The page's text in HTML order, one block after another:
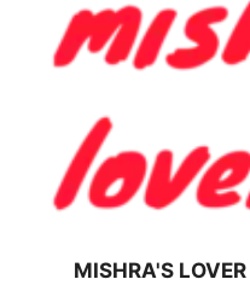
MISHRA'S LOVER